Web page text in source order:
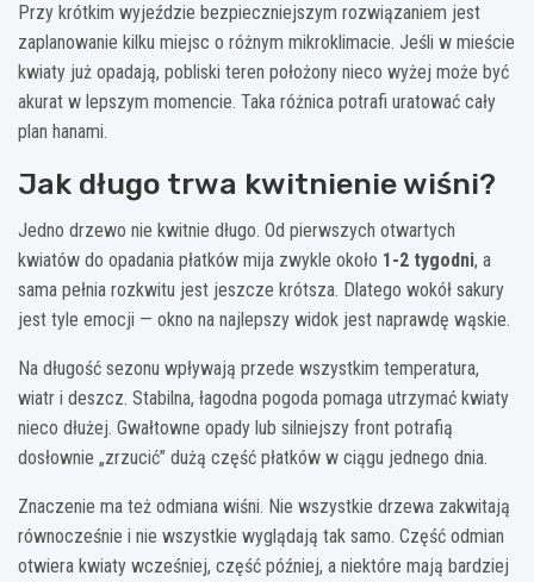
Przy krótkim wyjeździe bezpieczniejszym rozwiązaniem jest
zaplanowanie kilku miejsc o różnym mikroklimacie. Jeśli w mieście
kwiaty już opadają, pobliski teren położony nieco wyżej może być
akurat w lepszym momencie. Taka różnica potrafi uratować cały
plan hanami.
Jak długo trwa kwitnienie wiśni?
Jedno drzewo nie kwitnie długo. Od pierwszych otwartych
kwiatów do opadania płatków mija zwykle około 1-2 tygodni, a
sama pełnia rozkwitu jest jeszcze krótsza. Dlatego wokół sakury
jest tyle emocji — okno na najlepszy widok jest naprawdę wąskie.
Na długość sezonu wpływają przede wszystkim temperatura,
wiatr i deszcz. Stabilna, łagodna pogoda pomaga utrzymać kwiaty
nieco dłużej. Gwałtowne opady lub silniejszy front potrafią
dosłownie „zrzucić” dużą część płatków w ciągu jednego dnia.
Znaczenie ma też odmiana wiśni. Nie wszystkie drzewa zakwitają
równocześnie i nie wszystkie wyglądają tak samo. Część odmian
otwiera kwiaty wcześniej, część później, a niektóre mają bardziej